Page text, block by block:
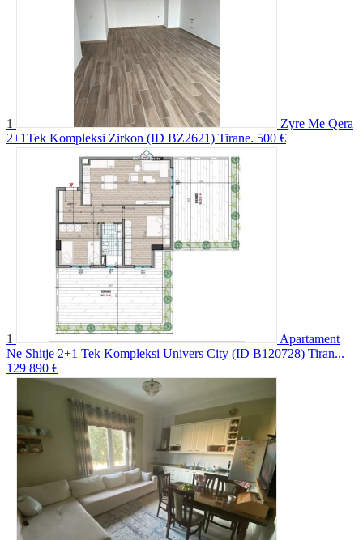
1
Zyre Me Qera
2+1Tek Kompleksi Zirkon (ID BZ2621) Tirane. 500 €
1
Apartament
Ne Shitje 2+1 Tek Kompleksi Univers City (ID B120728) Tiran...
129 890 €